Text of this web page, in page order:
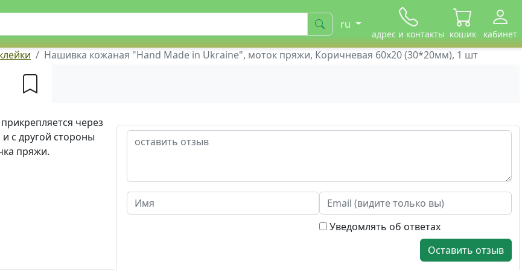
ru
адрес и контакты кошик кабинет
Нашивка кожаная "Hand Made in Ukraine", моток пряжи, Коричневая 60х20 (30*20мм), 1 шт
через
с другой стороны
пряжи.
Уведомлять об ответах
Оставить отзыв